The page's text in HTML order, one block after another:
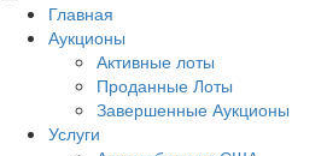
Главная
Аукционы
Активные лоты
Проданные Лоты
Завершенные Аукционы
Услуги